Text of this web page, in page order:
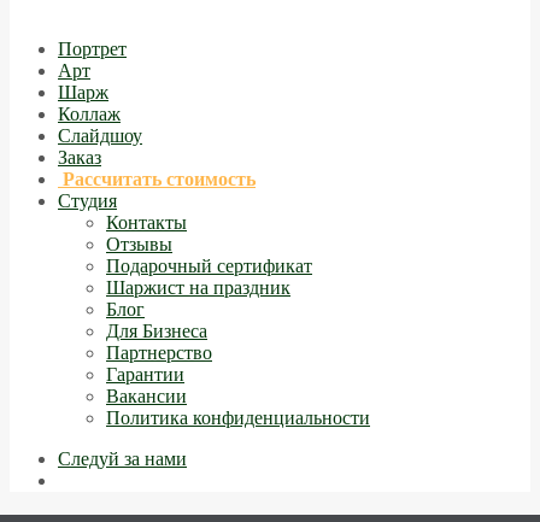
Портрет
Арт
Шарж
Коллаж
Слайдшоу
Заказ
Рассчитать стоимость
Студия
Контакты
Отзывы
Подарочный сертификат
Шаржист на праздник
Блог
Для Бизнеса
Партнерство
Гарантии
Вакансии
Политика конфиденциальности
Следуй за нами